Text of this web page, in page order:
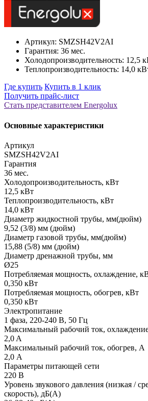
Артикул: SMZSH42V2AI
Гарантия: 36 мес.
Холодопроизводительность: 12,5
Теплопроизводительность: 14,0
Где купить Купить в 1 клик
Получить прайс-лист
Стать представителем Еnergolux
Основные характеристики
Артикул
SMZSH42V2AI
Гарантия
36 мес.
Холодопроизводительность, кВт
12,5 кВт
Теплопроизводительность, кВт
14,0 кВт
Диаметр жидкостной трубы, мм(дюйм)
9,52 (3/8) мм (дюйм)
Диаметр газовой трубы, мм(дюйм)
15,88 (5/8) мм (дюйм)
Диаметр дренажной трубы, мм
Ø25
Потребляемая мощность, охлаждение,
0,350 кВт
Потребляемая мощность, обогрев, кВт
0,350 кВт
Электропитание
1 фаза, 220-240 В, 50 Гц
Максимальный рабочий ток,
2,0 A
Максимальный рабочий ток, обогрев, А
2,0 А
Параметры питающей сети
220 В
Уровень звукового давления (низкая /
скорость), дБ(А)